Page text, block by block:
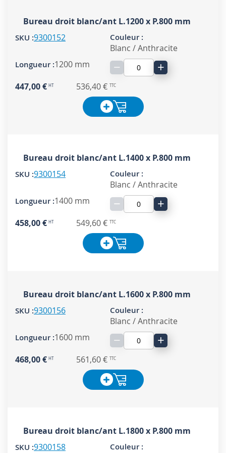
Bureau droit blanc/ant L.1200 x P.800 mm
9300152
Blanc / Anthracite
1200 mm
− +
447,00 € 536,40 €
Bureau droit blanc/ant L.1400 x P.800 mm
9300154
Blanc / Anthracite
1400 mm
− +
458,00 € 549,60 €
Bureau droit blanc/ant L.1600 x P.800 mm
9300156
Blanc / Anthracite
1600 mm
− +
468,00 € 561,60 €
Bureau droit blanc/ant L.1800 x P.800 mm
9300158